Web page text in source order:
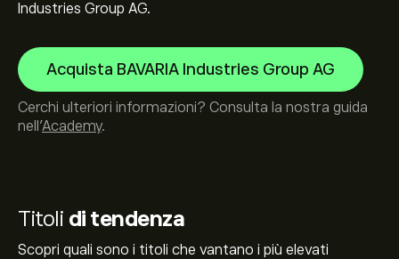
Titoli di tendenza
Scopri quali sono i titoli che vantano i più elevati
Industries Group AG.
Acquista BAVARIA Industries Group AG
Cerchi ulteriori informazioni? Consulta la nostra guida
nell’Academy.